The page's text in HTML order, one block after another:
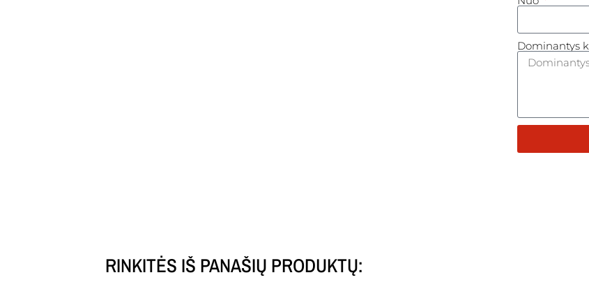
Dominantys
RINKITĖS IŠ PANAŠIŲ PRODUKTŲ: